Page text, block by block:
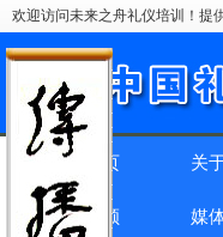
欢迎访问未来之舟礼仪培训！提
网站首页 关
精彩回顾 媒